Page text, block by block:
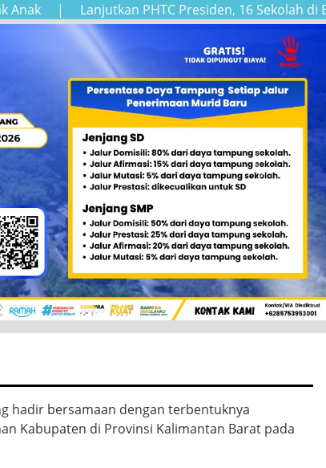
| Lanjutkan PHTC Presiden, 16 Sekolah di
Next